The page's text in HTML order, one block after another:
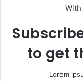
to get
Lorem